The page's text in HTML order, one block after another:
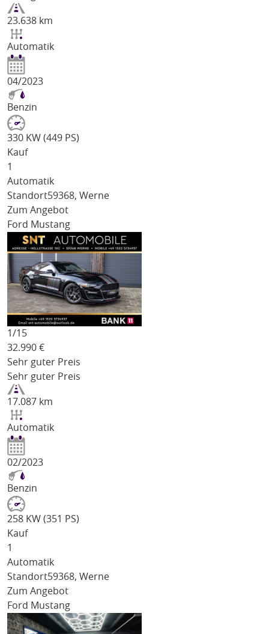
23.638 km
Automatik
04/2023
Benzin
330 KW (449 PS)
Kauf
1
Automatik
Standort59368, Werne
Zum Angebot
Ford Mustang
1/15
32.990 €
Sehr guter Preis
Sehr guter Preis
17.087 km
Automatik
02/2023
Benzin
258 KW (351 PS)
Kauf
1
Automatik
Standort59368, Werne
Zum Angebot
Ford Mustang